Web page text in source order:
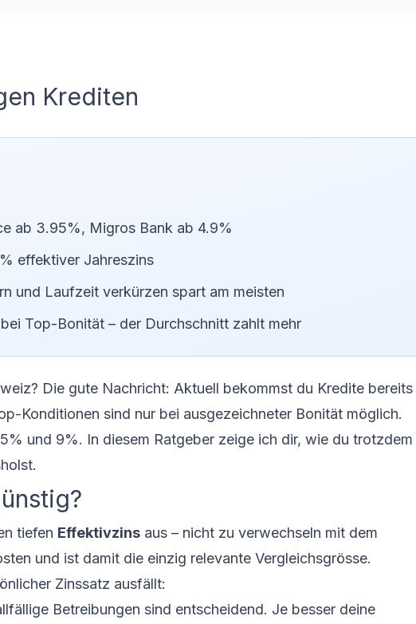
Krediten
ab 3.95%, Migros Bank ab 4.9%
effektiver Jahreszins
und Laufzeit verkürzen spart am meisten
Top-Bonität – der Durchschnitt zahlt mehr
Die gute Nachricht: Aktuell bekommst du Kredite bereits
Konditionen sind nur bei ausgezeichneter Bonität möglich.
und 9%. In diesem Ratgeber zeige ich dir, wie du trotzdem
tiefen Effektivzins aus – nicht zu verwechseln mit dem
und ist damit die einzig relevante Vergleichsgrösse.
Zinssatz ausfällt:
Betreibungen sind entscheidend. Je besser deine